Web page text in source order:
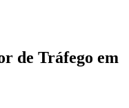
de Tráfego em